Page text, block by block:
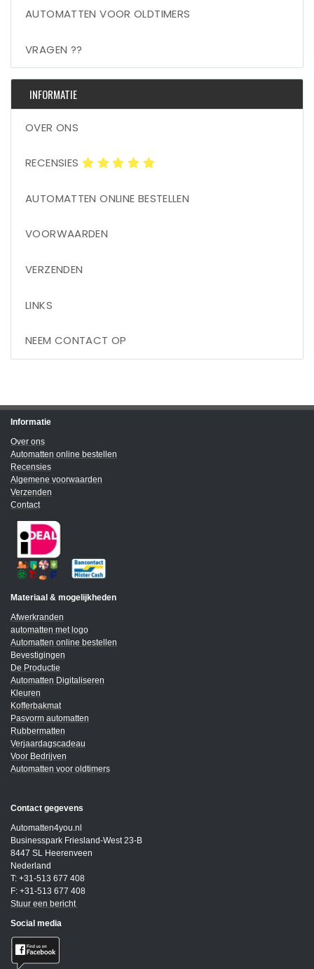
AUTOMATTEN VOOR OLDTIMERS
VRAGEN ??
INFORMATIE
OVER ONS
RECENSIES
AUTOMATTEN ONLINE BESTELLEN
VOORWAARDEN
VERZENDEN
LINKS
NEEM CONTACT OP
Informatie
Over ons
Automatten online bestellen
Recensies
Algemene voorwaarden
Verzenden
Contact
Materiaal & mogelijkheden
Afwerkranden
automatten met logo
Automatten online bestellen
Bevestigingen
De Productie
Automatten Digitaliseren
Kleuren
Kofferbakmat
Pasvorm automatten
Rubbermatten
Verjaardagscadeau
Voor Bedrijven
Automatten voor oldtimers
Contact gegevens
Automatten4you.nl
Businesspark Friesland-West 23-B
8447 SL Heerenveen
Nederland
T: +31-513 677 408
F: +31-513 677 408
Stuur een bericht
Social media